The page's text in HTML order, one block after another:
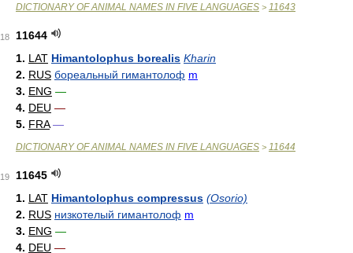
DICTIONARY OF ANIMAL NAMES IN FIVE LANGUAGES > 11643
18
11644
1. LAT Himantolophus borealis Kharin
2. RUS бореальный гимантолоф m
3. ENG —
4. DEU —
5. FRA —
DICTIONARY OF ANIMAL NAMES IN FIVE LANGUAGES > 11644
19
11645
1. LAT Himantolophus compressus (Osorio)
2. RUS низкотелый гимантолоф m
3. ENG —
4. DEU —